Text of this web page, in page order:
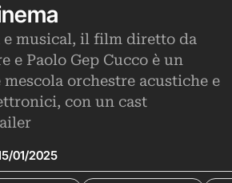
e musical, il film diretto da
e Paolo Gep Cucco è un
orchestre acustiche e
con un cast
01/2025